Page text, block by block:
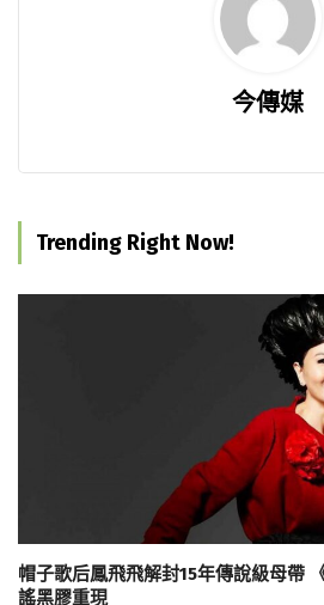
今傳媒
Trending Right Now!
帽子歌后鳳飛飛解封15年傳說級母帶
謠黑膠重現